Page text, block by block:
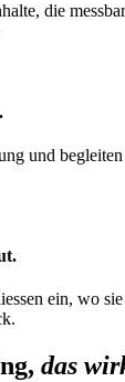
die
und
ein, wo
das